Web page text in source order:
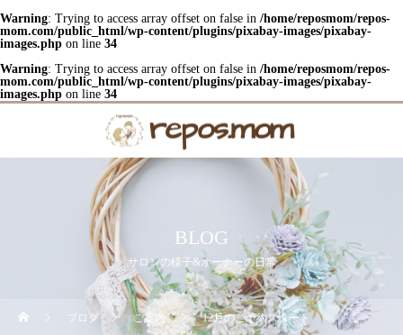
Warning: Trying to access array offset on false in /home/reposmom/repos-
mom.com/public_html/wp-content/plugins/pixabay-images/pixabay-
images.php on line 34
Warning: Trying to access array offset on false in /home/reposmom/repos-
mom.com/public_html/wp-content/plugins/pixabay-images/pixabay-
images.php on line 34
BLOG
サロンの様子&オーナーの日常
ブログ ご案内 12月のご予約スタート